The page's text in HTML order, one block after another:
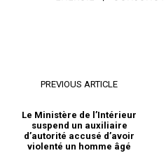
PREVIOUS ARTICLE
Le Ministère de l’Intérieur
suspend un auxiliaire
d’autorité accusé d’avoir
violenté un homme âgé